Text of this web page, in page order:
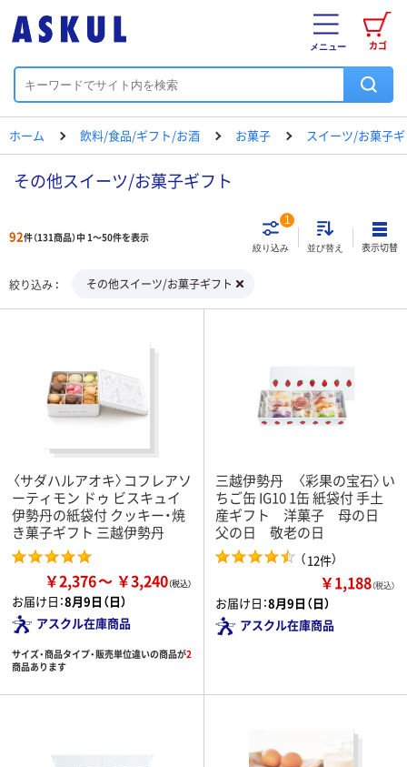
カゴ
メニュー
ホーム 飲料/食品/ギフト/お酒 お菓子 スイーツ/お菓子
その他スイーツ/お菓子ギフト
92件（131商品）中 1～50件を表示
絞り込み
1
並び替え 表示切替
絞り込み その他スイーツ/お菓子ギフト
〈サダハルアオキ〉コフレアソ
ーティモン ドゥ ビスキュイ
伊勢丹の紙袋付 クッキー・焼
き菓子ギフト 三越伊勢丹
￥2,376 ￥3,240
お届け日：8月9日（日）
アスクル在庫商品
サイズ・商品タイプ・販売単位違いの商品が2
商品あります
三越伊勢丹 〈彩果の宝石〉い
ちご缶 IG10 1缶 紙袋付 手土
産ギフト 洋菓子 母の日
父の日 敬老の日
（12件）
￥1,188（税込）
お届け日：8月9日（日）
アスクル在庫商品